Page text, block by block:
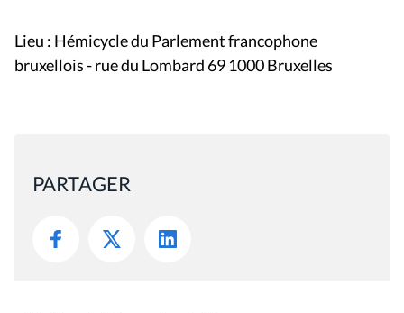
Lieu : Hémicycle du Parlement francophone
bruxellois - rue du Lombard 69 1000 Bruxelles
PARTAGER